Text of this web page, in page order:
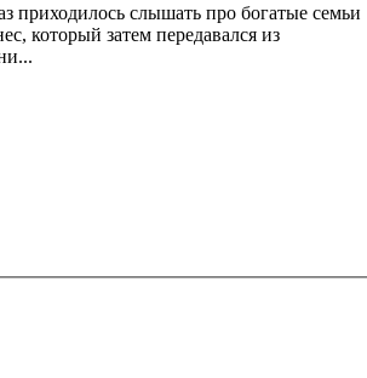
приходилось слышать про богатые семьи
который затем передавался из